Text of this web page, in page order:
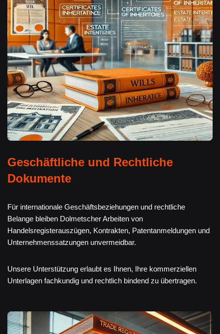
Geschäftliche und Rechtliche
Dokumente
Für internationale Geschäftsbeziehungen und rechtliche
Belange bleiben Dolmetscher Arbeiten von
Handelsregisterauszügen, Kontrakten, Patentanmeldungen und
Unternehmenssatzungen unvermeidbar.
Unsere Unterstützung erlaubt es Ihnen, Ihre kommerziellen
Unterlagen fachkundig und rechtlich bindend zu übertragen.